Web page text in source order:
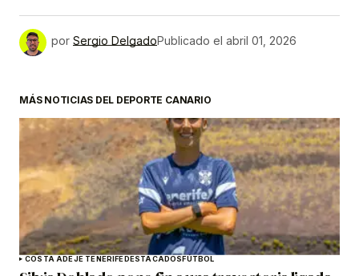
por Sergio DelgadoPublicado el abril 01, 2026
MÁS NOTICIAS DEL DEPORTE CANARIO
COSTA ADEJE TENERIFEDESTACADOSFÚTBOL